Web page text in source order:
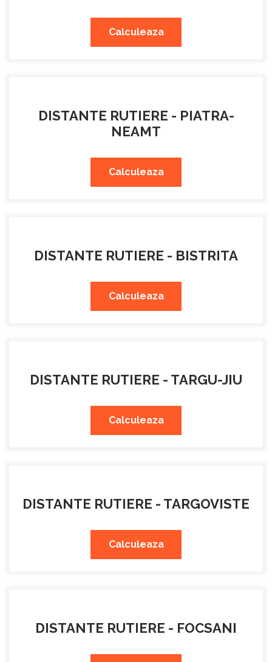
Calculeaza
DISTANTE RUTIERE - PIATRA-
NEAMT
Calculeaza
DISTANTE RUTIERE - BISTRITA
Calculeaza
DISTANTE RUTIERE - TARGU-JIU
Calculeaza
DISTANTE RUTIERE - TARGOVISTE
Calculeaza
DISTANTE RUTIERE - FOCSANI